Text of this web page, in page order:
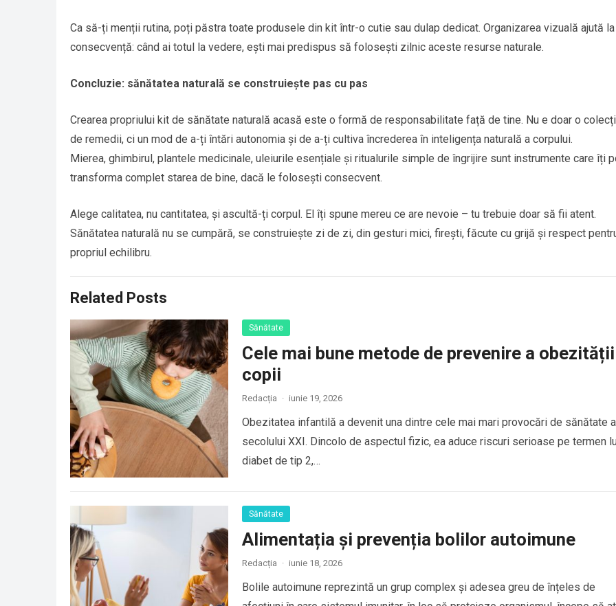
Ca să-ți menții rutina, poți păstra toate produsele din kit într-o cutie sau dulap dedicat. Organizarea vizuală ajută la
consecvență: când ai totul la vedere, ești mai predispus să folosești zilnic aceste resurse naturale.
Concluzie: sănătatea naturală se construiește pas cu pas
Crearea propriului kit de sănătate naturală acasă este o formă de responsabilitate față de tine. Nu e doar o
de remedii, ci un mod de a-ți întări autonomia și de a-ți cultiva încrederea în inteligența naturală a corpului.
Mierea, ghimbirul, plantele medicinale, uleiurile esențiale și ritualurile simple de îngrijire sunt instrumente care îți
transforma complet starea de bine, dacă le folosești consecvent.
Alege calitatea, nu cantitatea, și ascultă-ți corpul. El îți spune mereu ce are nevoie – tu trebuie doar să fii atent.
Sănătatea naturală nu se cumpără, se construiește zi de zi, din gesturi mici, firești, făcute cu grijă și respect
propriul echilibru.
Related Posts
Sănătate
Cele mai bune metode de prevenire a
copii
Redacția · iunie 19, 2026
Obezitatea infantilă a devenit una dintre cele mai mari provocări de sănătate
secolului XXI. Dincolo de aspectul fizic, ea aduce riscuri serioase pe termen
diabet de tip 2,…
Sănătate
Alimentația și prevenția bolilor autoimune
Redacția · iunie 18, 2026
Bolile autoimune reprezintă un grup complex și adesea greu de înțeles de